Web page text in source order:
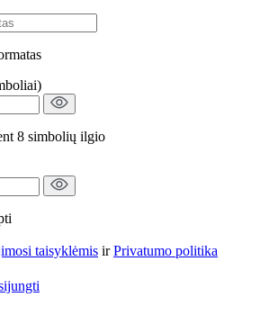
8 simbolių ilgio
taisyklėmis irPrivatumo politika